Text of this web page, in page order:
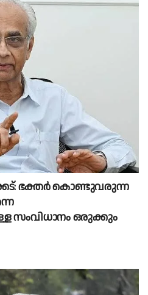
ഭക്തർ കൊണ്ടുവരുന്ന
സംവിധാനം ഒരുക്കും